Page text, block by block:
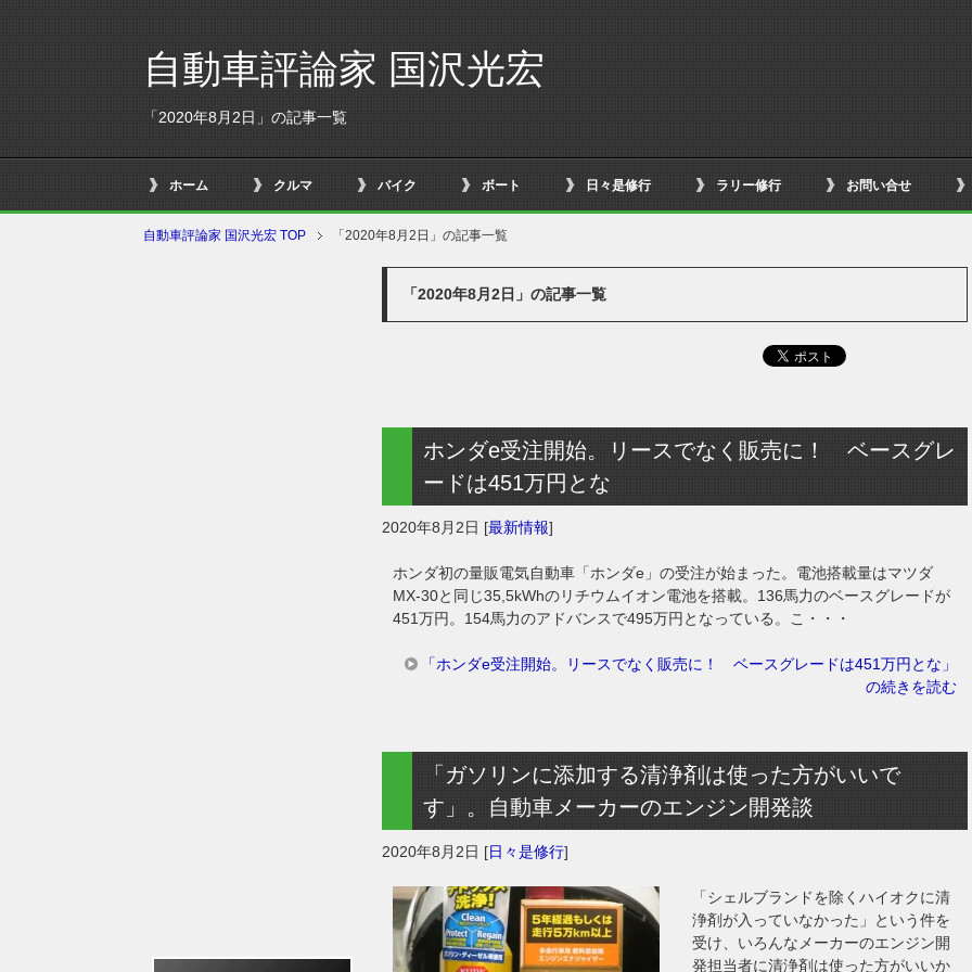
自動車評論家 国沢光宏
「2020年8月2日」の記事一覧
ホーム クルマ バイク ボート 日々是修行 ラリー修行 お問い合せ
自動車評論家 国沢光宏 TOP 「2020年8月2日」の記事一覧
「2020年8月2日」の記事一覧
ホンダe受注開始。リースでなく販売に！ ベースグレ
ードは451万円とな
2020年8月2日 [最新情報]
ホンダ初の量販電気自動車「ホンダe」の受注が始まった。電池搭載量はマツダ
MX-30と同じ35,5kWhのリチウムイオン電池を搭載。136馬力のベースグレードが
451万円。154馬力のアドバンスで495万円となっている。こ・・・
「ホンダe受注開始。リースでなく販売に！ ベースグレードは451万円とな」
の続きを読む
「ガソリンに添加する清浄剤は使った方がいいで
す」。自動車メーカーのエンジン開発談
2020年8月2日 [日々是修行]
「シェルブランドを除くハイオクに清
浄剤が入っていなかった」という件を
受け、いろんなメーカーのエンジン開
発担当者に清浄剤は使った方がいいか